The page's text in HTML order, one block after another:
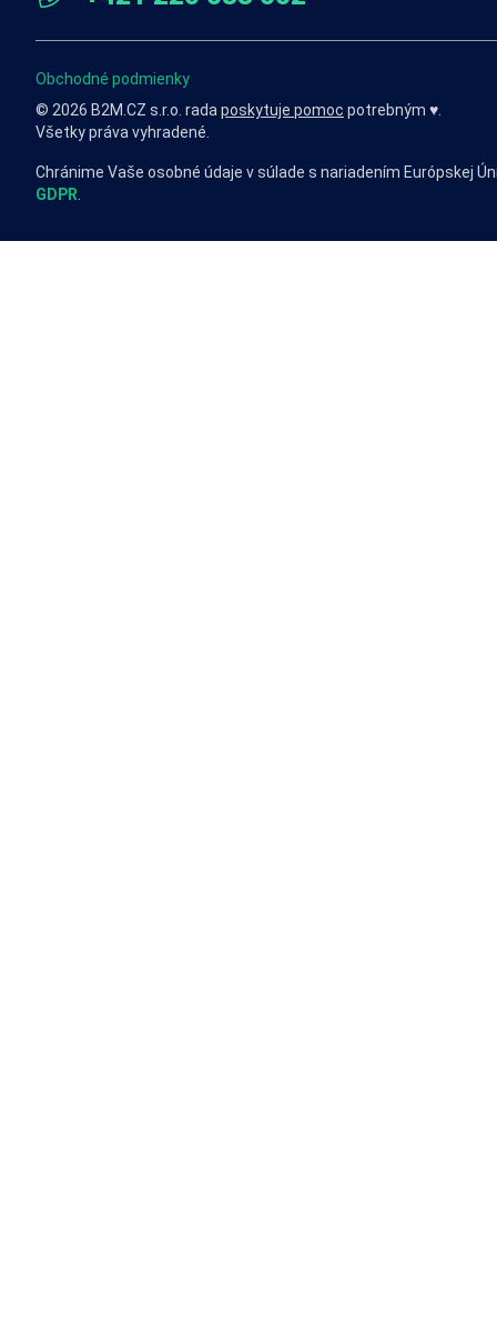
Obchodné podmienky
© 2026 B2M.CZ s.r.o. rada poskytuje pomoc potrebným ♥️.
Všetky práva vyhradené.
Chránime Vaše osobné údaje v súlade s nariadením Európskej
GDPR